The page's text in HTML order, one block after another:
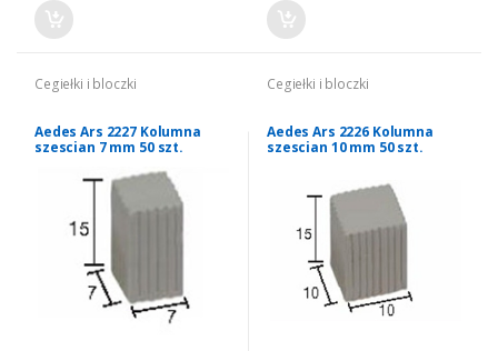
Cegiełki i bloczki
Aedes Ars 2227 Kolumna
szescian 7 mm 50 szt.
Cegiełki i bloczki
Aedes Ars 2226 Kolumna
szescian 10 mm 50 szt.